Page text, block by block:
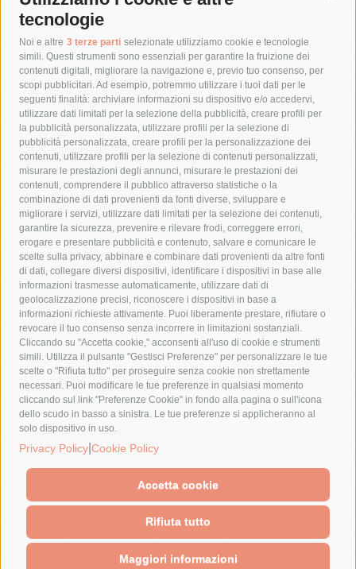
tecnologie
Noi e altre 3 terze parti selezionate utilizziamo cookie e tecnologie
simili. Questi strumenti sono essenziali per garantire la fruizione dei
contenuti digitali, migliorare la navigazione e, previo tuo consenso, per
scopi pubblicitari. Ad esempio, potremmo utilizzare i tuoi dati per le
seguenti finalità: archiviare informazioni su dispositivo e/o accedervi,
utilizzare dati limitati per la selezione della pubblicità, creare profili per
la pubblicità personalizzata, utilizzare profili per la selezione di
pubblicità personalizzata, creare profili per la personalizzazione dei
contenuti, utilizzare profili per la selezione di contenuti personalizzati,
misurare le prestazioni degli annunci, misurare le prestazioni dei
contenuti, comprendere il pubblico attraverso statistiche o la
combinazione di dati provenienti da fonti diverse, sviluppare e
migliorare i servizi, utilizzare dati limitati per la selezione dei contenuti,
garantire la sicurezza, prevenire e rilevare frodi, correggere errori,
erogare e presentare pubblicità e contenuto, salvare e comunicare le
scelte sulla privacy, abbinare e combinare dati provenienti da altre fonti
di dati, collegare diversi dispositivi, identificare i dispositivi in base alle
informazioni trasmesse automaticamente, utilizzare dati di
geolocalizzazione precisi, riconoscere i dispositivi in base a
informazioni richieste attivamente. Puoi liberamente prestare, rifiutare o
revocare il tuo consenso senza incorrere in limitazioni sostanziali.
Cliccando su "Accetta cookie," acconsenti all'uso di cookie e strumenti
simili. Utilizza il pulsante "Gestisci Preferenze" per personalizzare le tue
scelte o "Rifiuta tutto" per proseguire senza cookie non strettamente
necessari. Puoi modificare le tue preferenze in qualsiasi momento
cliccando sul link "Preferenze Cookie" in fondo alla pagina o sull'icona
dello scudo in basso a sinistra. Le tue preferenze si applicheranno al
solo dispositivo in uso.
Privacy Policy Cookie Policy
Accetta cookie
Rifiuta tutto
Maggiori informazioni
Tag
acqua allerta meteo
anas
area marina protetta di punta campanella
arresto
Asl Napoli 3 sud
capitaneria di porto capri
carabinieri
castellammare di stabia
circumvesuviana
comune di sorrento
concerto
contagi
costiera amalfitana
covid-19 eav
elezioni
fondazione sorrento
gori guardia costiera
incidente
lavori
lorenzo balducelli mare
massa lubrense
massimo coppola
Meta napoli
ordinanza
penisola sorrentina
piano di sorrento
polizia municipale
protezione civile
Regione Campania
sant'agnello
sindaco cuomo
sorrento studenti temporali
treni
turismo
Vico Equense villa fiorentino vincenzo de luca
© 2015 SorrentoPress. All rights reserved.
Il giornale online della Penisola Sorrentina
Cookie Policy